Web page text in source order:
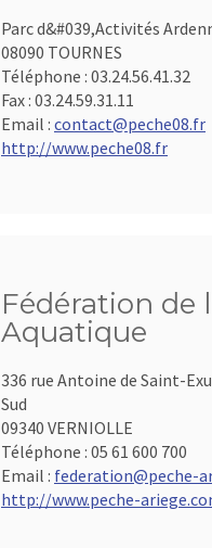
Parc d&#039,Activités
08090 TOURNES
Téléphone : 03.24.56.41.32
Fax : 03.24.59.31.11
Email : contact@peche08.fr
http://www.peche08.fr
Fédération de
Aquatique
336 rue Antoine de Saint-
Sud
09340 VERNIOLLE
Téléphone : 05 61 600 700
Email : federation@peche-
http://www.peche-